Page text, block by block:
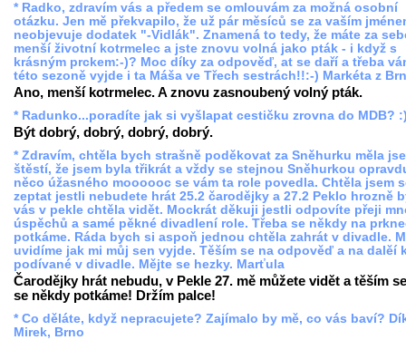
* Radko, zdravím vás a předem se omlouvám za možná osobní
otázku. Jen mě překvapilo, že už pár měsíců se za vaším
neobjevuje dodatek "-Vidlák". Znamená to tedy, že máte za
menší životní kotrmelec a jste znovu volná jako pták - i když s
krásným prckem:-)? Moc díky za odpověď, at se daří a třeba
této sezoně vyjde i ta Máša ve Třech sestrách!!:-) Markéta z
Ano, menší kotrmelec. A znovu zasnoubený volný pták.
* Radunko...poradíte jak si vyšlapat cestičku zrovna do MDB?
Být dobrý, dobrý, dobrý, dobrý.
* Zdravím, chtěla bych strašně poděkovat za Sněhurku měla
štěstí, že jsem byla třikrát a vždy se stejnou Sněhurkou
něco úžasného moooooc se vám ta role povedla. Chtěla jsem
zeptat jestli nebudete hrát 25.2 čarodějky a 27.2 Peklo hrozně
vás v pekle chtěla vidět. Mockrát děkuji jestli odpovíte přeji
úspěchů a samé pěkné divadlení role. Třeba se někdy na
potkáme. Ráda bych si aspoň jednou chtěla zahrát v divadle.
uvidíme jak mi můj sen vyjde. Těším se na odpověď a na dalěí
podívané v divadle. Mějte se hezky. Marťula
Čarodějky hrát nebudu, v Pekle 27. mě můžete vidět a těším
se někdy potkáme! Držím palce!
* Co děláte, když nepracujete? Zajímalo by mě, co vás baví?
Mirek, Brno